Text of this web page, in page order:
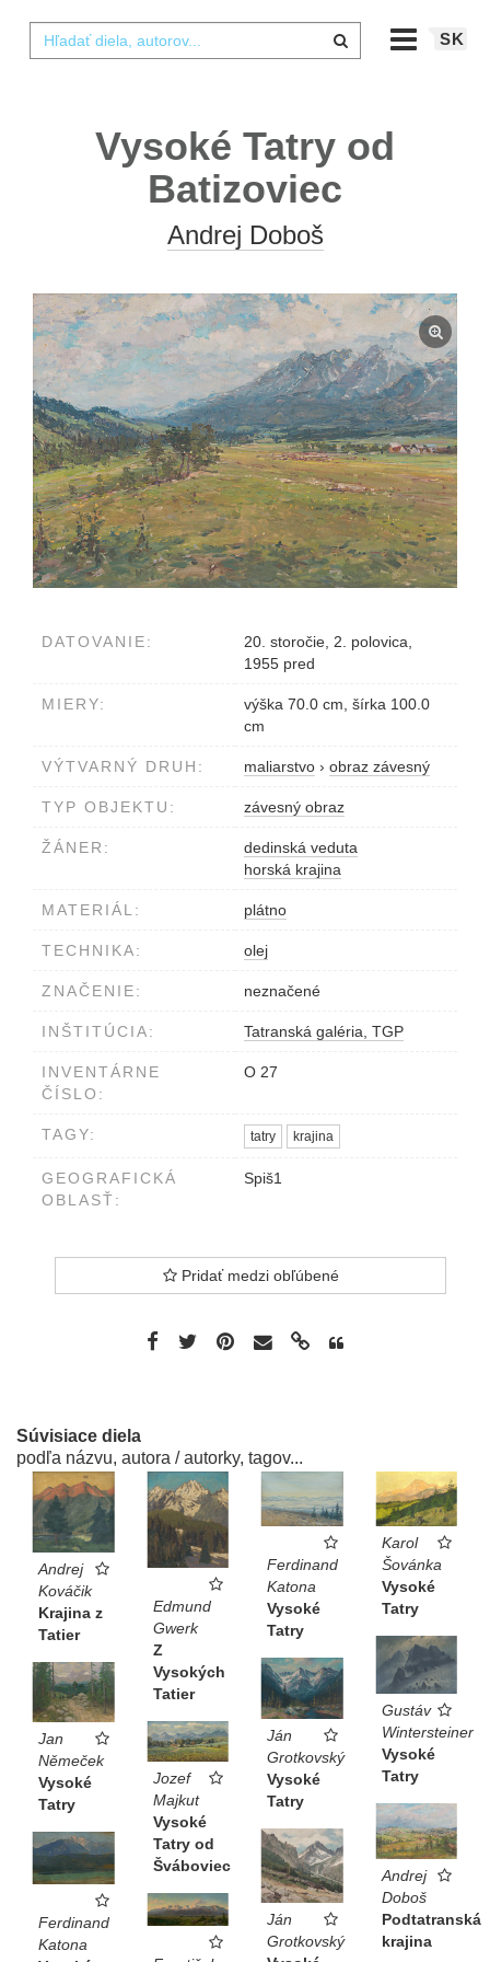
SK
Vysoké Tatry od
Batizoviec
Andrej Doboš
DATOVANIE:
20. storočie, 2. polovica,
1955 pred
MIERY:
výška 70.0 cm, šírka 100.0
cm
VÝTVARNÝ DRUH: maliarstvo › obraz závesný
TYP OBJEKTU: závesný obraz
ŽÁNER:
dedinská veduta
horská krajina
MATERIÁL: plátno
TECHNIKA: olej
ZNAČENIE: neznačené
INŠTITÚCIA: Tatranská galéria, TGP
INVENTÁRNE
ČÍSLO:
O 27
TAGY: tatry krajina
GEOGRAFICKÁ
OBLASŤ:
Spiš1
Pridať medzi obľúbené
Súvisiace diela
podľa názvu, autora / autorky, tagov...
Andrej
Kováčik
Krajina z
Tatier
Edmund
Gwerk
Z
Vysokých
Tatier
Ferdinand
Katona
Vysoké
Tatry
Karol
Šovánka
Vysoké
Tatry
Gustáv
Wintersteiner
Vysoké
Tatry
Ján
Grotkovský
Vysoké
Tatry
Jan
Němeček
Vysoké
Tatry
Jozef
Majkut
Vysoké
Tatry od
Šváboviec
Andrej
Doboš
Podtatranská
krajina
Ján
Grotkovský
Ferdinand
Katona